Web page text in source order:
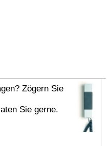
Zögern Sie
Sie gerne.